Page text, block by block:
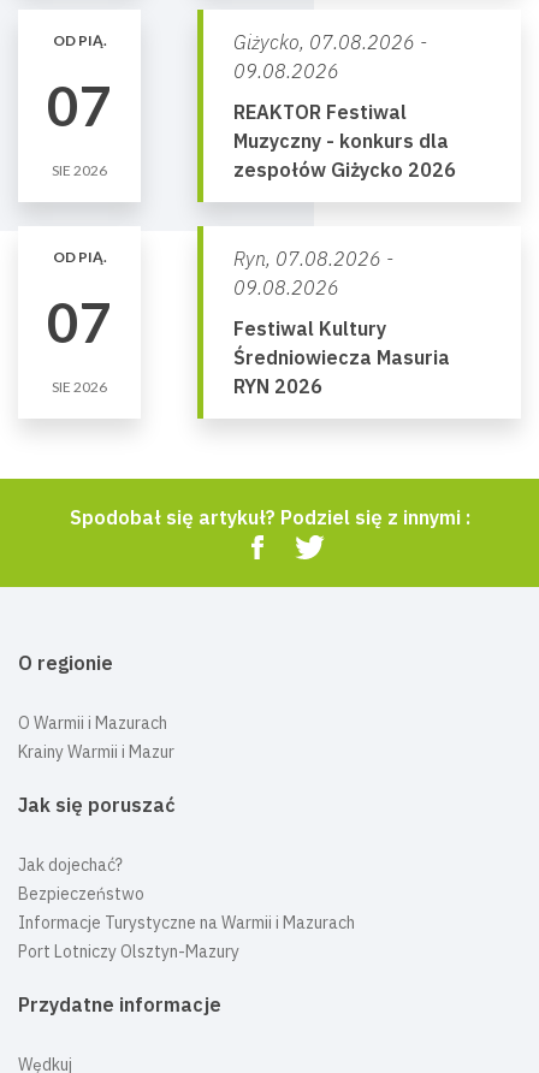
OD PIĄ.
07
SIE 2026
Giżycko, 07.08.2026 -
09.08.2026
REAKTOR Festiwal
Muzyczny - konkurs dla
zespołów Giżycko 2026
OD PIĄ.
07
SIE 2026
Ryn, 07.08.2026 -
09.08.2026
Festiwal Kultury
Średniowiecza Masuria
RYN 2026
Spodobał się artykuł? Podziel się z innymi :
O regionie
O Warmii i Mazurach
Krainy Warmii i Mazur
Jak się poruszać
Jak dojechać?
Bezpieczeństwo
Informacje Turystyczne na Warmii i Mazurach
Port Lotniczy Olsztyn-Mazury
Przydatne informacje
Wędkuj